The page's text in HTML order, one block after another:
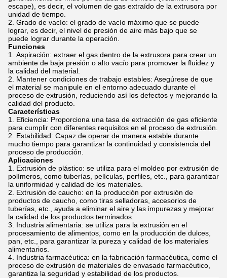
escape), es decir, el volumen de gas extraído de la extrusora por
unidad de tiempo.
Grado de vacío: el grado de vacío máximo que se puede
lograr, es decir, el nivel de presión de aire más bajo que se
puede lograr durante la operación.
Funciones
Aspiración: extraer el gas dentro de la extrusora para crear un
ambiente de baja presión o alto vacío para promover la fluidez y
la calidad del material.
Mantener condiciones de trabajo estables: Asegúrese de que
el material se manipule en el entorno adecuado durante el
proceso de extrusión, reduciendo así los defectos y mejorando la
calidad del producto.
Características
Eficiencia: Proporciona una tasa de extracción de gas eficiente
para cumplir con diferentes requisitos en el proceso de extrusión.
Estabilidad: Capaz de operar de manera estable durante
mucho tiempo para garantizar la continuidad y consistencia del
proceso de producción.
Aplicaciones
Extrusión de plástico: se utiliza para el moldeo por extrusión de
polímeros, como tuberías, películas, perfiles, etc., para garantizar
la uniformidad y calidad de los materiales.
Extrusión de caucho: en la producción por extrusión de
productos de caucho, como tiras selladoras, accesorios de
tuberías, etc., ayuda a eliminar el aire y las impurezas y mejorar
la calidad de los productos terminados.
Industria alimentaria: se utiliza para la extrusión en el
procesamiento de alimentos, como en la producción de dulces,
pan, etc., para garantizar la pureza y calidad de los materiales
alimentarios.
Industria farmacéutica: en la fabricación farmacéutica, como el
proceso de extrusión de materiales de envasado farmacéutico,
garantiza la seguridad y estabilidad de los productos.